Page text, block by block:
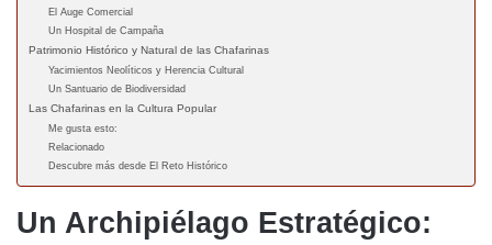
El Auge Comercial
Un Hospital de Campaña
Patrimonio Histórico y Natural de las Chafarinas
Yacimientos Neolíticos y Herencia Cultural
Un Santuario de Biodiversidad
Las Chafarinas en la Cultura Popular
Me gusta esto:
Relacionado
Descubre más desde El Reto Histórico
Un Archipiélago Estratégico: